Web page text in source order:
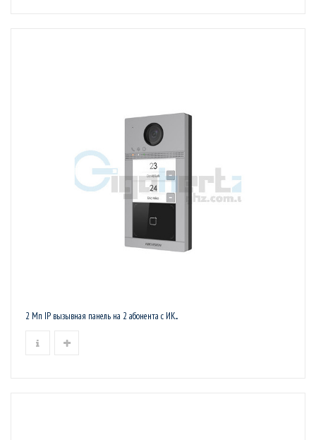
2 Мп IP вызывная панель на 2 абонента c ИК...